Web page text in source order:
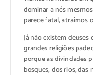
dominar a nós
parece fatal, atraímos
Já não existem
grandes religiões
porque as divindades
bosques, dos rios, das